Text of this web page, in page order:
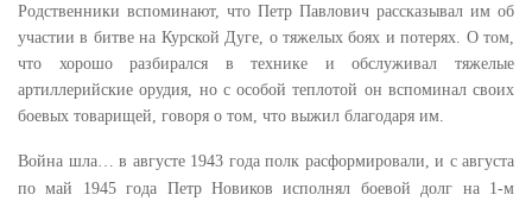
Родственники вспоминают, что Петр Павлович рассказывал им об
участии в битве на Курской Дуге, о тяжелых боях и потерях. О том,
что хорошо разбирался в технике и обслуживал тяжелые
артиллерийские орудия, но с особой теплотой он вспоминал своих
боевых товарищей, говоря о том, что выжил благодаря им.
Война шла… в августе 1943 года полк расформировали, и с августа
по май 1945 года Петр Новиков исполнял боевой долг на 1-м